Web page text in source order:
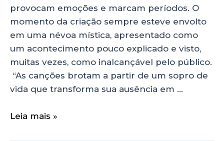
provocam emoções e marcam períodos. O
momento da criação sempre esteve envolto
em uma névoa mística, apresentado como
um acontecimento pouco explicado e visto,
muitas vezes, como inalcançável pelo público.
“As canções brotam a partir de um sopro de
vida que transforma sua ausência em …
Leia mais »